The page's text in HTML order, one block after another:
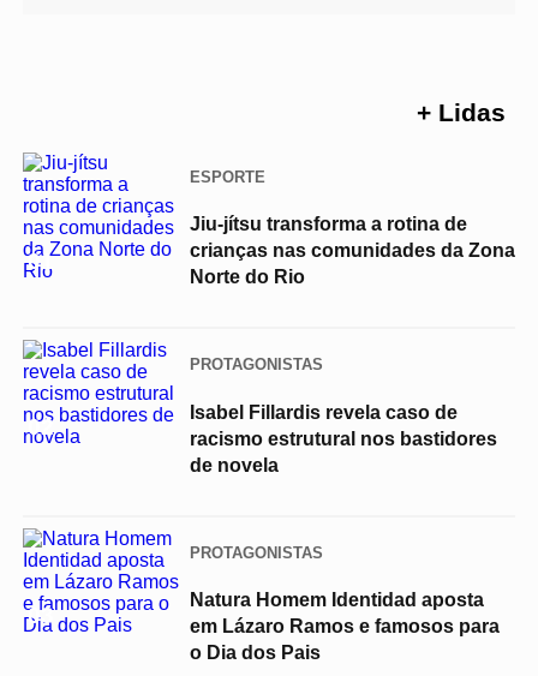
+ Lidas
01
ESPORTE
Jiu-jítsu transforma a rotina de
crianças nas comunidades da Zona
Norte do Rio
02
PROTAGONISTAS
Isabel Fillardis revela caso de
racismo estrutural nos bastidores
de novela
03
PROTAGONISTAS
Natura Homem Identidad aposta
em Lázaro Ramos e famosos para
o Dia dos Pais